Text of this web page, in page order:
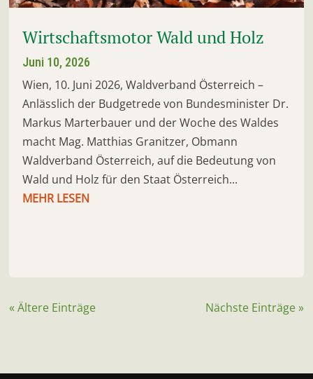
Wirtschaftsmotor Wald und Holz
Juni 10, 2026
Wien, 10. Juni 2026, Waldverband Österreich –
Anlässlich der Budgetrede von Bundesminister Dr.
Markus Marterbauer und der Woche des Waldes
macht Mag. Matthias Granitzer, Obmann
Waldverband Österreich, auf die Bedeutung von
Wald und Holz für den Staat Österreich...
MEHR LESEN
« Ältere Einträge Nächste Einträge »